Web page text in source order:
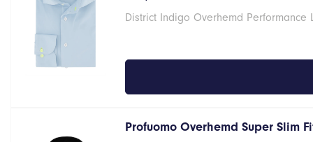
District Indigo Overhemd Performance
Profuomo Overhemd Super Slim